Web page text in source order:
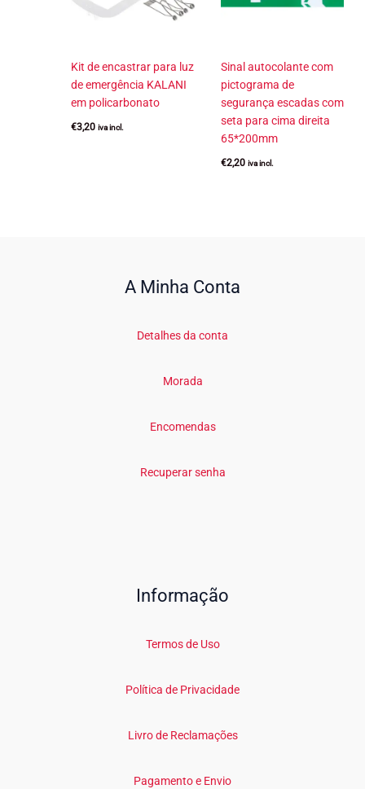
Kit de encastrar para luz
de emergência KALANI
em policarbonato
€3,20 iva incl.
Sinal autocolante com
pictograma de
segurança escadas com
seta para cima direita
65*200mm
€2,20 iva incl.
A Minha Conta
Detalhes da conta
Morada
Encomendas
Recuperar senha
Informação
Termos de Uso
Política de Privacidade
Livro de Reclamações
Pagamento e Envio